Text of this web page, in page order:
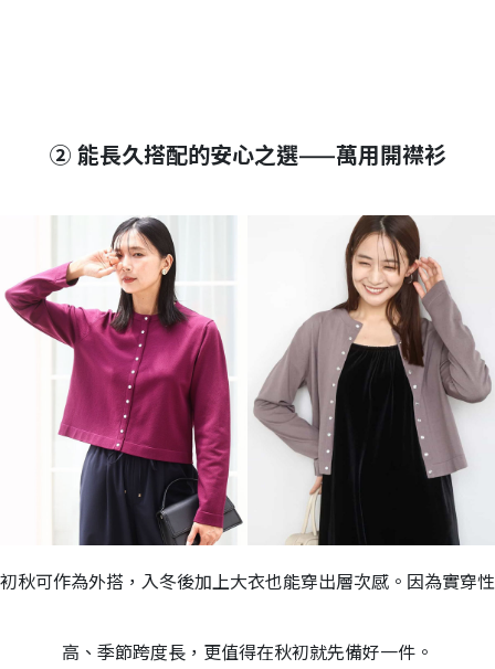
② 能長久搭配的安心之選——萬用開襟衫
初秋可作為外搭，入冬後加上大衣也能穿出層次感。因為實穿性
高、季節跨度長，更值得在秋初就先備好一件。